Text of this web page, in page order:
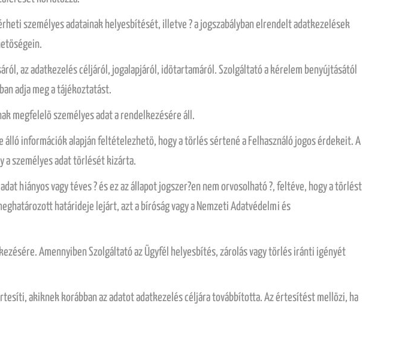
személyes adatainak helyesbítését, illetve ? a jogszabályban elrendelt adatkezelések
az adatkezelés céljáról, jogalapjáról, idötartamáról. Szolgáltató a kérelem benyújtásától
adja meg a tájékoztatást.
megfelelö személyes adat a rendelkezésére áll.
információk alapján feltételezhetö, hogy a törlés sértené a Felhasználó jogos érdekeit. A
a személyes adat törlését kizárta.
hiányos vagy téves ? és ez az állapot jogszer?en nem orvosolható ?, feltéve, hogy a törlést
határideje lejárt, azt a bíróság vagy a Nemzeti Adatvédelmi és
Amennyiben Szolgáltató az Ügyfél helyesbítés, zárolás vagy törlés iránti igényét
akiknek korábban az adatot adatkezelés céljára továbbította. Az értesítést mellözi, ha